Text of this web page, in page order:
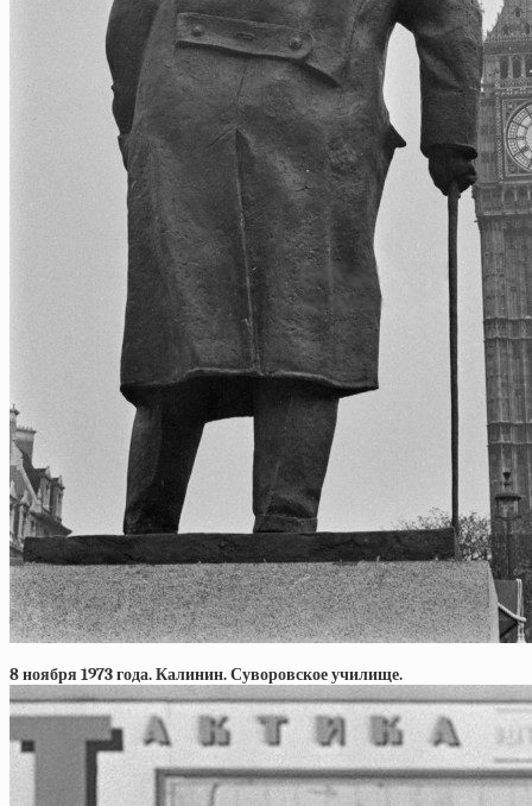
8 ноября 1973 года. Калинин. Суворовское училище.